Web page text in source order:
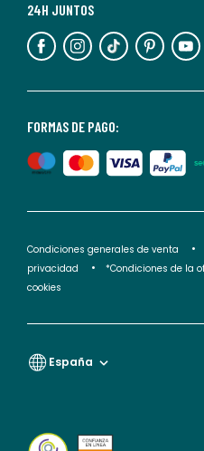
FORMAS DE PAGO:
24H JUNTOS
Condiciones generales de venta
privacidad
*Condiciones de la
cookies
España